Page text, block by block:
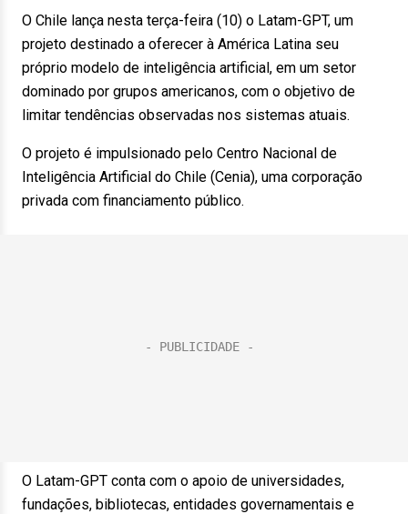
O Chile lança nesta terça-feira (10) o Latam-GPT, um
projeto destinado a oferecer à América Latina seu
próprio modelo de inteligência artificial, em um setor
dominado por grupos americanos, com o objetivo de
limitar tendências observadas nos sistemas atuais.
O projeto é impulsionado pelo Centro Nacional de
Inteligência Artificial do Chile (Cenia), uma corporação
privada com financiamento público.
O Latam-GPT conta com o apoio de universidades,
fundações, bibliotecas, entidades governamentais e